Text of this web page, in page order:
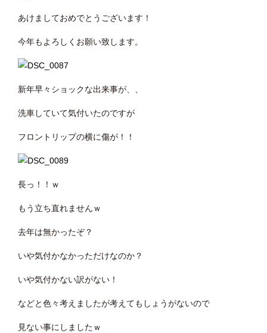
あけましておめでとうございます！
今年もよろしくお願い致します。
新年早々ショックな出来事が、、
洗車していて気付いたのですが
フロントリップの横に傷が！！
長っ！！ｗ
もう立ち直れませんｗ
去年は無かったぞ？
いや気付かなかっただけなのか？
いや気付かない訳がない！
などと色々考えましたが考えてもしょうがないので
見ない事にしましたｗ